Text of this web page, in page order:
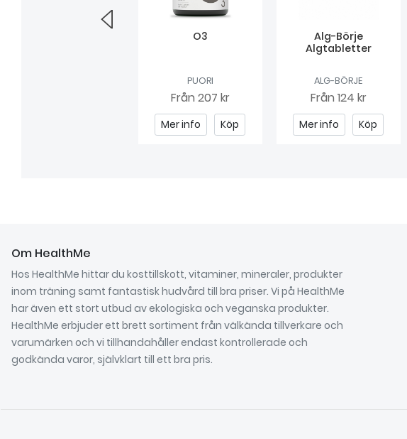
O3
PUORI
Från 207 kr
Mer info Köp
Alg-Börje
Algtabletter
ALG-BÖRJE
Från 124 kr
Mer info Köp
Om HealthMe
Hos HealthMe hittar du kosttillskott, vitaminer, mineraler, produkter
inom träning samt fantastisk hudvård till bra priser. Vi på HealthMe
har även ett stort utbud av ekologiska och veganska produkter.
HealthMe erbjuder ett brett sortiment från välkända tillverkare och
varumärken och vi tillhandahåller endast kontrollerade och
godkända varor, självklart till ett bra pris.